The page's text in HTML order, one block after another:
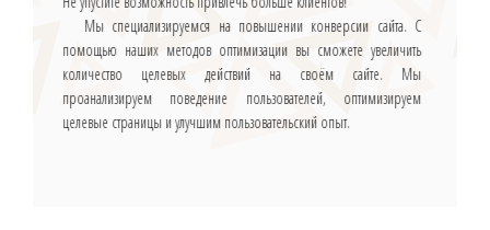
Мы специализируемся на повышении конверсии сайта. С
помощью наших методов оптимизации вы сможете увеличить
количество целевых действий на своём сайте. Мы
проанализируем поведение пользователей, оптимизируем
целевые страницы и улучшим пользовательский опыт.